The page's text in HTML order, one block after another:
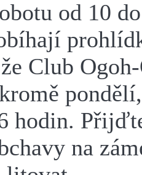
od 10
Club
hodin.
na